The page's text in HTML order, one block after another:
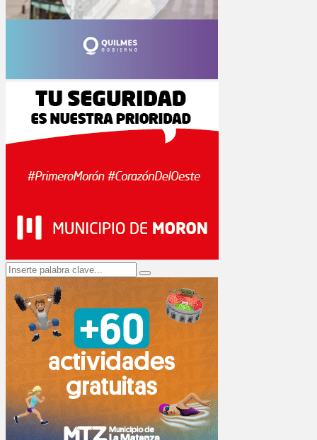
Search
for:
Search